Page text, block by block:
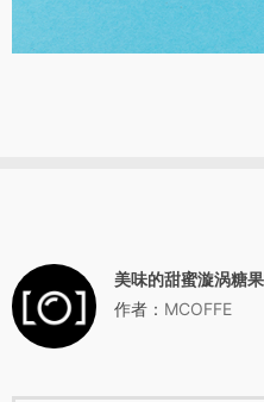
美味的甜蜜漩涡糖
作者： MCOFFE